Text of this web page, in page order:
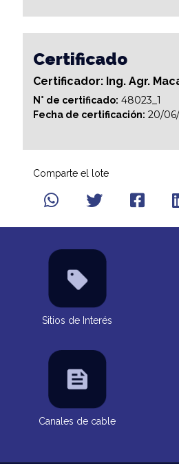
Certificado
Certificador: Ing. Agr.
N° de certificado: 48023_1
Fecha de certificación: 20/
Comparte el lote
Sitios de Interés
Canales de cable